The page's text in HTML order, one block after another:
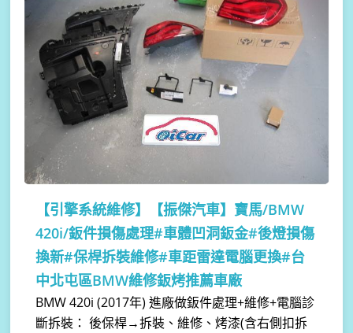
【引擎系統維修】
【振傑汽車】寶馬/BMW
420i/鈑件損傷處理#車體凹洞鈑金#後燈損傷
換新#保桿拆裝維修#車距雷達電腦更換#台
中北屯區BMW維修鈑烤推薦車廠
BMW 420i (2017年) 進廠做鈑件處理+維修+電腦診
斷拆裝： 後保桿→拆裝、維修、烤漆(含右側扣拆